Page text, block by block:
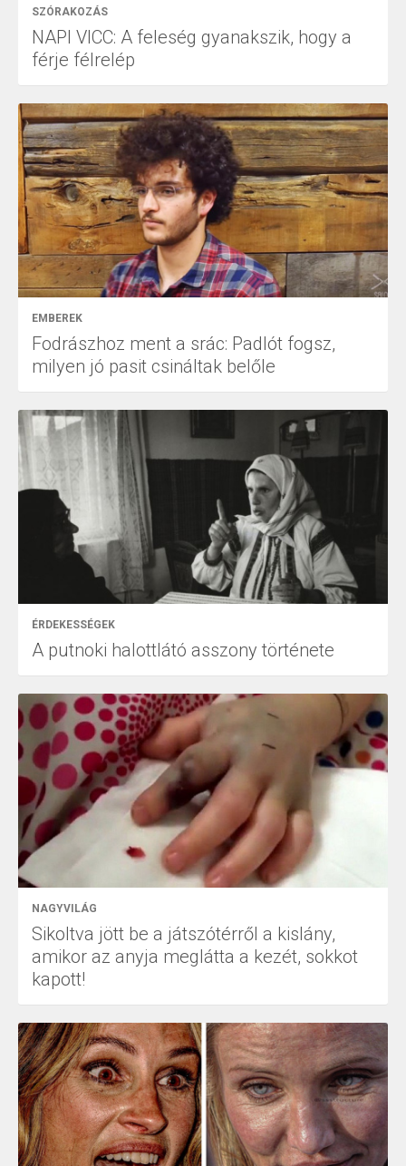
SZÓRAKOZÁS
NAPI VICC: A feleség gyanakszik, hogy a
férje félrelép
EMBEREK
Fodrászhoz ment a srác: Padlót fogsz,
milyen jó pasit csináltak belőle
ÉRDEKESSÉGEK
A putnoki halottlátó asszony története
NAGYVILÁG
Sikoltva jött be a játszótérről a kislány,
amikor az anyja meglátta a kezét, sokkot
kapott!